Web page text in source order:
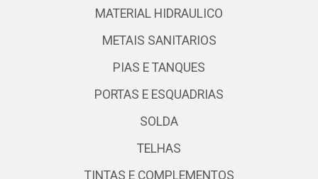
MATERIAL HIDRAULICO
METAIS SANITARIOS
PIAS E TANQUES
PORTAS E ESQUADRIAS
SOLDA
TELHAS
TINTAS E COMPLEMENTOS